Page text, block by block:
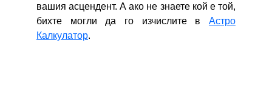
вашия асцендент. А ако не знаете кой е той,
бихте могли да го изчислите в Астро
Калкулатор.